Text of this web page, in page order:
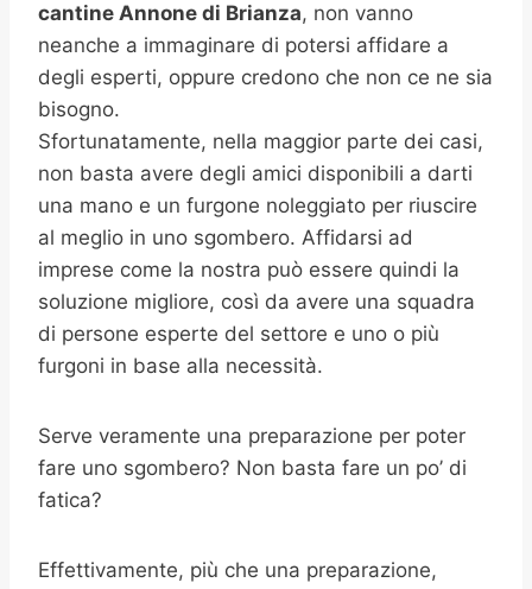
cantine Annone di Brianza, non vanno
neanche a immaginare di potersi affidare a
degli esperti, oppure credono che non ce ne sia
bisogno.
Sfortunatamente, nella maggior parte dei casi,
non basta avere degli amici disponibili a darti
una mano e un furgone noleggiato per riuscire
al meglio in uno sgombero. Affidarsi ad
imprese come la nostra può essere quindi la
soluzione migliore, così da avere una squadra
di persone esperte del settore e uno o più
furgoni in base alla necessità.
Serve veramente una preparazione per poter
fare uno sgombero? Non basta fare un po’ di
fatica?
Effettivamente, più che una preparazione,